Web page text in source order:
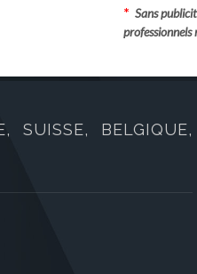
* Sans
SUISSE, BELGIQUE,